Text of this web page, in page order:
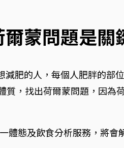
蒙問題是關
肥的人，每個人肥胖的部
質，找出荷爾蒙問題，因
體態及飲食分析服務，將